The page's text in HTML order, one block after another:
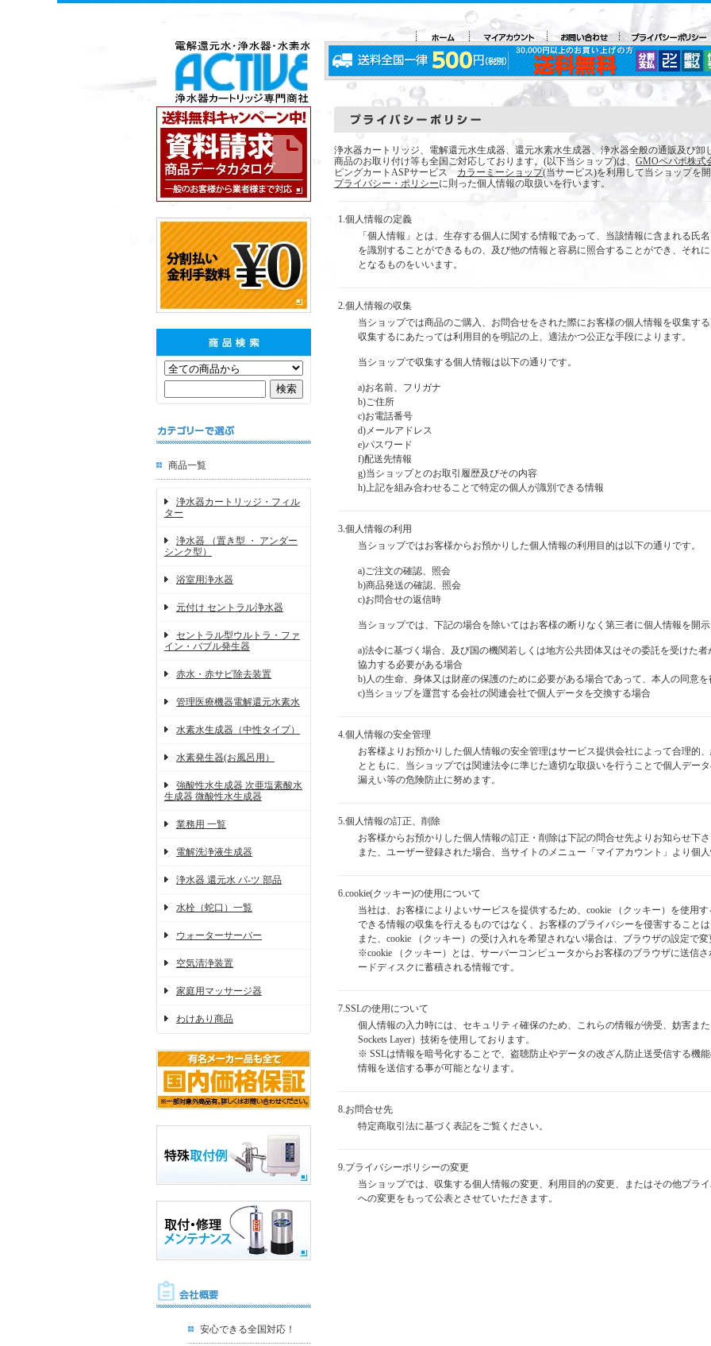
商品一覧
浄水器カートリッジ・フィル
ター
浄水器 （置き型 ・ アンダー
シンク型）
浴室用浄水器
元付け セントラル浄水器
セントラル型ウルトラ・ファ
イン・バブル発生器
赤水・赤サビ除去装置
管理医療機器電解還元水素水
水素水生成器（中性タイプ）
水素発生器(お風呂用）
強酸性水生成器 次亜塩素酸水
生成器 微酸性水生成器
業務用 一覧
電解洗浄液生成器
浄水器 還元水 パ-ツ 部品
水栓（蛇口）一覧
ウォーターサーバー
空気清浄装置
家庭用マッサージ器
わけあり商品
安心できる全国対応！
浄水器カートリッジ、電解還元水生成器、還元水素水生成器、浄水器全般の通販及び
商品のお取り付け等も全国ご対応しております。(以下当ショップ)は、 GMOペパボ株式
ピングカートASPサービス カラーミーショップ(当サービス)を利用して当ショップを
プライバシー・ポリシーに則った個人情報の取扱いを行います。
1.個人情報の定義
「個人情報」とは、生存する個人に関する情報であって、当該情報に含まれる氏
を識別することができるもの、及び他の情報と容易に照合することができ、それ
となるものをいいます。
2.個人情報の収集
当ショップでは商品のご購入、お問合せをされた際にお客様の個人情報を収集する
収集するにあたっては利用目的を明記の上、適法かつ公正な手段によります。
当ショップで収集する個人情報は以下の通りです。
a)お名前、フリガナ
b)ご住所
c)お電話番号
d)メールアドレス
e)パスワード
f)配送先情報
g)当ショップとのお取引履歴及びその内容
h)上記を組み合わせることで特定の個人が識別できる情報
3.個人情報の利用
当ショップではお客様からお預かりした個人情報の利用目的は以下の通りです。
a)ご注文の確認、照会
b)商品発送の確認、照会
c)お問合せの返信時
当ショップでは、下記の場合を除いてはお客様の断りなく第三者に個人情報を開
a)法令に基づく場合、及び国の機関若しくは地方公共団体又はその委託を受けた
協力する必要がある場合
b)人の生命、身体又は財産の保護のために必要がある場合であって、本人の同意
c)当ショップを運営する会社の関連会社で個人データを交換する場合
4.個人情報の安全管理
お客様よりお預かりした個人情報の安全管理はサービス提供会社によって合理的
とともに、当ショップでは関連法令に準じた適切な取扱いを行うことで個人デー
漏えい等の危険防止に努めます。
5.個人情報の訂正、削除
お客様からお預かりした個人情報の訂正・削除は下記の問合せ先よりお知らせ下さ
また、ユーザー登録された場合、当サイトのメニュー「マイアカウント」より個人
6.cookie(クッキー)の使用について
当社は、お客様によりよいサービスを提供するため、cookie （クッキー）を使用
できる情報の収集を行えるものではなく、お客様のプライバシーを侵害することは
また、cookie （クッキー）の受け入れを希望されない場合は、ブラウザの設定で変
※cookie （クッキー）とは、サーバーコンピュータからお客様のブラウザに送信
ードディスクに蓄積される情報です。
7.SSLの使用について
個人情報の入力時には、セキュリティ確保のため、これらの情報が傍受、妨害ま
Sockets Layer）技術を使用しております。
※ SSLは情報を暗号化することで、盗聴防止やデータの改ざん防止送受信する機
情報を送信する事が可能となります。
8.お問合せ先
特定商取引法に基づく表記をご覧ください。
9.プライバシーポリシーの変更
当ショップでは、収集する個人情報の変更、利用目的の変更、またはその他プラ
への変更をもって公表とさせていただきます。